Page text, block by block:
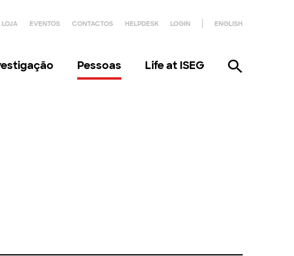
LOJA EVENTOS CONTACTOS HELPDESK LOGIN ENGLISH
Pessoas Life at ISEG